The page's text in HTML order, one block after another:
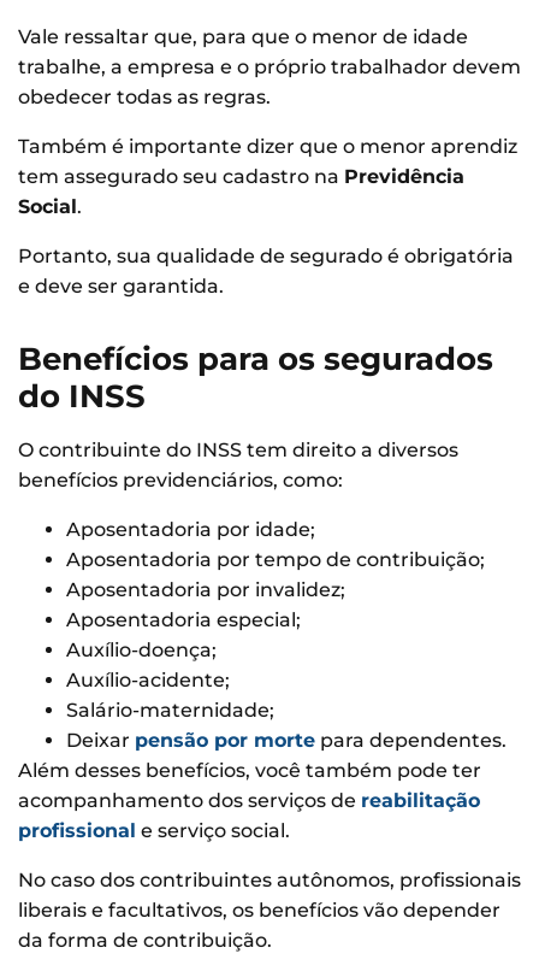
Vale ressaltar que, para que o menor de idade
trabalhe, a empresa e o próprio trabalhador devem
obedecer todas as regras.
Também é importante dizer que o menor aprendiz
tem assegurado seu cadastro na Previdência
Social.
Portanto, sua qualidade de segurado é obrigatória
e deve ser garantida.
Benefícios para os segurados
do INSS
O contribuinte do INSS tem direito a diversos
benefícios previdenciários, como:
Aposentadoria por idade;
Aposentadoria por tempo de contribuição;
Aposentadoria por invalidez;
Aposentadoria especial;
Auxílio-doença;
Auxílio-acidente;
Salário-maternidade;
Deixar pensão por morte para dependentes.
Além desses benefícios, você também pode ter
acompanhamento dos serviços de reabilitação
profissional e serviço social.
No caso dos contribuintes autônomos, profissionais
liberais e facultativos, os benefícios vão depender
da forma de contribuição.